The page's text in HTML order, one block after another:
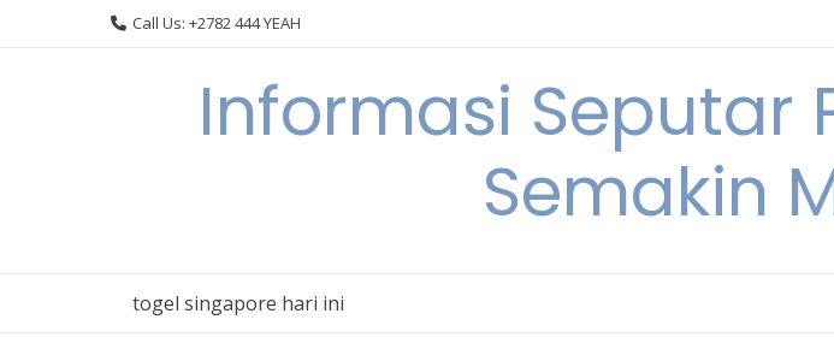
Call Us: +2782 444 YEAH
Informasi Seputar
Semakin
togel singapore hari ini